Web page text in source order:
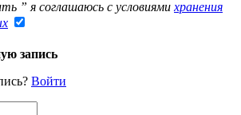
” я соглашаюсь с условиями хранения
запись
Войти